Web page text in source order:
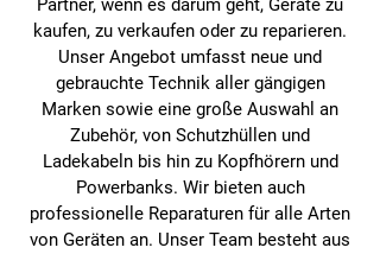
Partner, wenn es darum geht, Geräte zu
kaufen, zu verkaufen oder zu reparieren.
Unser Angebot umfasst neue und
gebrauchte Technik aller gängigen
Marken sowie eine große Auswahl an
Zubehör, von Schutzhüllen und
Ladekabeln bis hin zu Kopfhörern und
Powerbanks. Wir bieten auch
professionelle Reparaturen für alle Arten
von Geräten an. Unser Team besteht aus